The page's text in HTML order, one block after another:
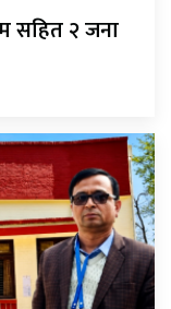
सहित २ जना